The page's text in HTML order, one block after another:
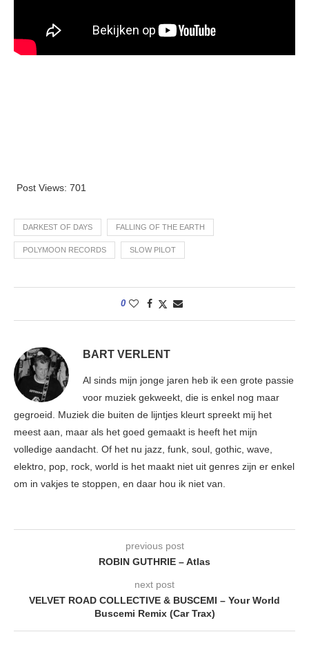
Post Views: 701
DARKEST OF DAYS FALLING OF THE EARTH
POLYMOON RECORDS SLOW PILOT
0
BART VERLENT
Al sinds mijn jonge jaren heb ik een grote passie
voor muziek gekweekt, die is enkel nog maar
gegroeid. Muziek die buiten de lijntjes kleurt spreekt mij het
meest aan, maar als het goed gemaakt is heeft het mijn
volledige aandacht. Of het nu jazz, funk, soul, gothic, wave,
elektro, pop, rock, world is het maakt niet uit genres zijn er enkel
om in vakjes te stoppen, en daar hou ik niet van.
previous post
ROBIN GUTHRIE – Atlas
next post
VELVET ROAD COLLECTIVE & BUSCEMI – Your World
Buscemi Remix (Car Trax)